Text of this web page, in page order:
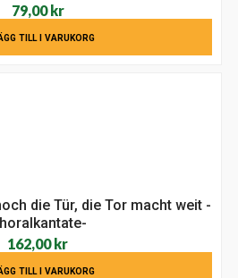
79,00 kr
TILL I VARUKORG
die Tür, die Tor macht weit -
162,00kr
TILL I VARUKORG